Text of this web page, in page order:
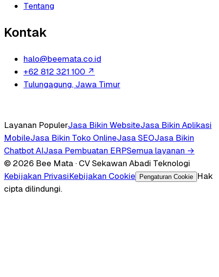
Tentang
Kontak
halo@beemata.co.id
+62 812 321 100 ↗
Tulungagung, Jawa Timur
Layanan PopulerJasa Bikin WebsiteJasa Bikin Aplikasi
MobileJasa Bikin Toko OnlineJasa SEOJasa Bikin
Chatbot AIJasa Pembuatan ERPSemua layanan →
© 2026 Bee Mata · CV Sekawan Abadi Teknologi
Kebijakan PrivasiKebijakan Cookie Pengaturan Cookie
Hak
cipta dilindungi.